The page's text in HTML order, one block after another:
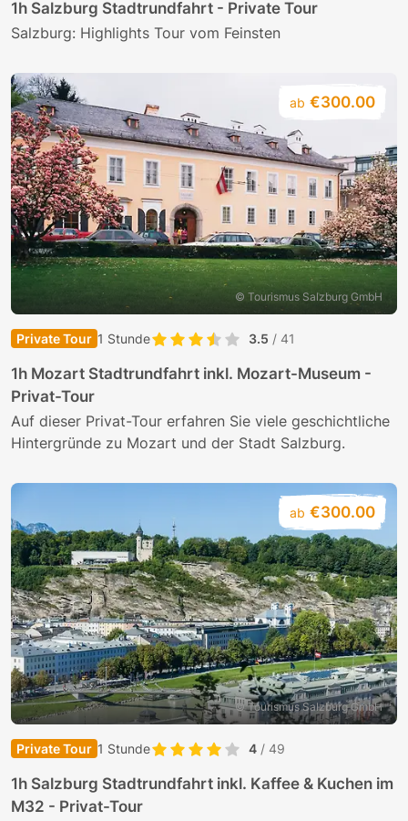
1h Salzburg Stadtrundfahrt - Private Tour
Salzburg: Highlights Tour vom Feinsten
ab €300.00
© Tourismus Salzburg GmbH
Private Tour 1 Stunde 3.5 / 41
1h Mozart Stadtrundfahrt inkl. Mozart-Museum -
Privat-Tour
Auf dieser Privat-Tour erfahren Sie viele geschichtliche
Hintergründe zu Mozart und der Stadt Salzburg.
ab €300.00
© Tourismus Salzburg GmbH
Private Tour 1 Stunde 4 / 49
1h Salzburg Stadtrundfahrt inkl. Kaffee & Kuchen im
M32 - Privat-Tour